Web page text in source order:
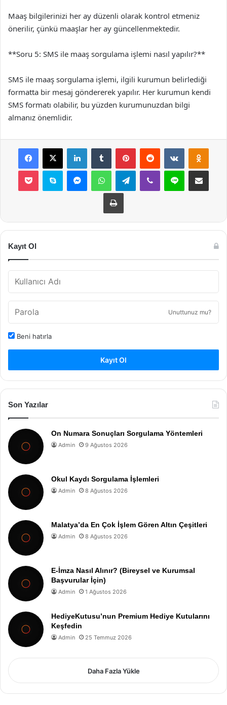
Maaş bilgilerinizi her ay düzenli olarak kontrol etmeniz
önerilir, çünkü maaşlar her ay güncellenmektedir.
**Soru 5: SMS ile maaş sorgulama işlemi nasıl yapılır?**
SMS ile maaş sorgulama işlemi, ilgili kurumun belirlediği
formatta bir mesaj göndererek yapılır. Her kurumun kendi
SMS formatı olabilir, bu yüzden kurumunuzdan bilgi
almanız önemlidir.
Facebook
X LinkedInTumblr PinterestReddit VKontakte
Pocket Skype MessengerWhatsAppTelegramViber Line E-Posta ile
Yazdır
Kayıt Ol
Unuttunuz mu?
Beni hatırla
Kayıt Ol
Son Yazılar
On Numara Sonuçları Sorgulama Yöntemleri
Admin 9 Ağustos 2026
Okul Kaydı Sorgulama İşlemleri
Admin 8 Ağustos 2026
Malatya’da En Çok İşlem Gören Altın Çeşitleri
Admin 8 Ağustos 2026
E-İmza Nasıl Alınır? (Bireysel ve Kurumsal
Başvurular İçin)
Admin 1 Ağustos 2026
HediyeKutusu’nun Premium Hediye Kutularını
Keşfedin
Admin 25 Temmuz 2026
Daha Fazla Yükle